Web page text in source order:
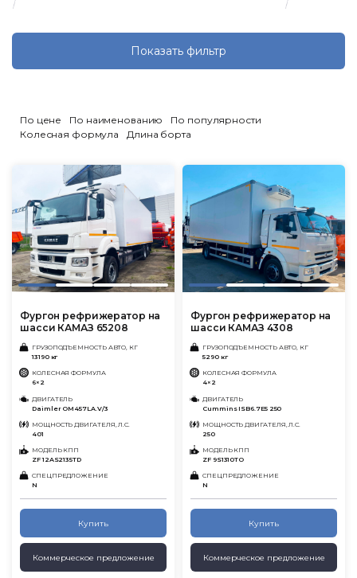
Показать фильтр
По цене По наименованию
По популярности
Колесная формула
Длина борта
Фургон рефрижератор на
шасси КАМАЗ 65208
ГРУЗОПОДЪЕМНОСТЬ АВТО, КГ
13190 кг
КОЛЕСНАЯ ФОРМУЛА
6×2
ДВИГАТЕЛЬ
Daimler OM457LA.V/3
МОЩНОСТЬ ДВИГАТЕЛЯ, Л.С.
401
МОДЕЛЬ КПП
ZF 12AS2135ТD
СПЕЦПРЕДЛОЖЕНИЕ
N
Купить
Коммерческое предложение
Фургон рефрижератор на
шасси КАМАЗ 4308
ГРУЗОПОДЪЕМНОСТЬ АВТО, КГ
5290 кг
КОЛЕСНАЯ ФОРМУЛА
4×2
ДВИГАТЕЛЬ
Cummins ISB6.7E5 250
МОЩНОСТЬ ДВИГАТЕЛЯ, Л.С.
250
МОДЕЛЬ КПП
ZF 9S1310TO
СПЕЦПРЕДЛОЖЕНИЕ
N
Купить
Коммерческое предложение